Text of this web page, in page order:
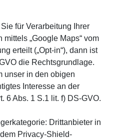
für Verarbeitung Ihrer
„Google Maps“ vom
erteilt („Opt-in“), dann ist
die Rechtsgrundlage.
unser in den obigen
Interesse an der
6 Abs. 1 S.1 lit. f) DS-GVO.
Drittanbieter in
Privacy-Shield-